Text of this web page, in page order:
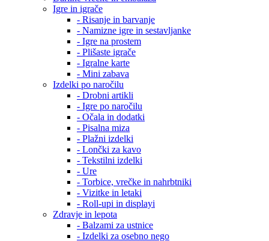
Igre in igrače
- Risanje in barvanje
- Namizne igre in sestavljanke
- Igre na prostem
- Plišaste igrače
- Igralne karte
- Mini zabava
Izdelki po naročilu
- Drobni artikli
- Igre po naročilu
- Očala in dodatki
- Pisalna miza
- Plažni izdelki
- Lončki za kavo
- Tekstilni izdelki
- Ure
- Torbice, vrečke in nahrbtniki
- Vizitke in letaki
- Roll-upi in displayi
Zdravje in lepota
- Balzami za ustnice
- Izdelki za osebno nego